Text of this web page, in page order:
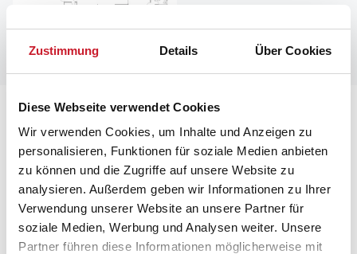
Zustimmung Details Über Cookies
Diese Webseite verwendet Cookies
Wir verwenden Cookies, um Inhalte und Anzeigen zu
personalisieren, Funktionen für soziale Medien anbieten
zu können und die Zugriffe auf unsere Website zu
analysieren. Außerdem geben wir Informationen zu Ihrer
Verwendung unserer Website an unsere Partner für
soziale Medien, Werbung und Analysen weiter. Unsere
Partner führen diese Informationen möglicherweise mit
Lageplan
Adresse
Ferienhaus J6854
Sneppedalen 35
Houvig
6950 Ringkøbing